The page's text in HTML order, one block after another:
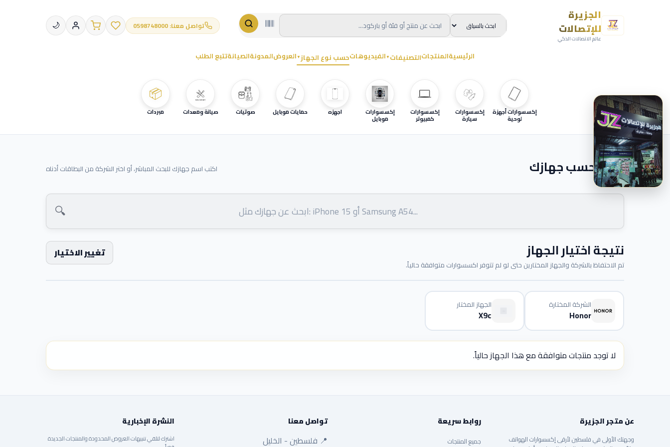
الجزيرة
للإتصالات
عالم الاتصالات الذكي
تواصل معنا: 0598748000 🌙
الرئيسيةالمنتجاتالتصنيفات ▼الفيديوهاتحسب نوع الجهاز ▼العروضالمدونةالصيانةتتبع الطلب
إكسسوارات أجهزة
لوحية
إكسسوارات
سيارة
إكسسوارات
كمبيوتر
إكسسوارات
موبايل
اجهزه حمايات موبايل صوتيات صيانة ومعدات
📦
مبردات
ابحث حسب جهازك اكتب اسم جهازك للبحث المباشر، أو اختر الشركة من البطاقات أدناه
🔍
نتيجة اختيار الجهاز
تم الاحتفاظ بالشركة والجهاز المختارين حتى لو لم تتوفر اكسسوارات متوافقة حالياً.
تغيير الاختيار
الشركة المختارة
Honor
الجهاز المختار
X9c
لا توجد منتجات متوافقة مع هذا الجهاز حالياً.
عن متجر الجزيرة
وجهتك الأولى في فلسطين لأرقى إكسسوارات الهواتف
روابط سريعة
جميع المنتجات
تواصل معنا
📍 فلسطين - الخليل
النشرة الإخبارية
اشترك لتلقي تنبيهات العروض المحدودة والمنتجات الجديدة